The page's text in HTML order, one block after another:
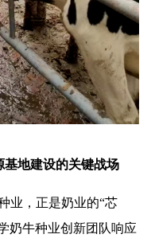
基地建设的关键战场
业，正是奶业的“芯
奶牛种业创新团队响应